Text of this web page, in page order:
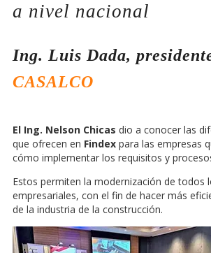
a nivel nacional
Ing. Luis Dada,
CASALCO
El Ing. Nelson Chicas dio a conocer las
que ofrecen en Findex para las empresas
cómo implementar los requisitos y
Estos permiten la modernización de todos
empresariales, con el fin de hacer más
de la industria de la construcción.